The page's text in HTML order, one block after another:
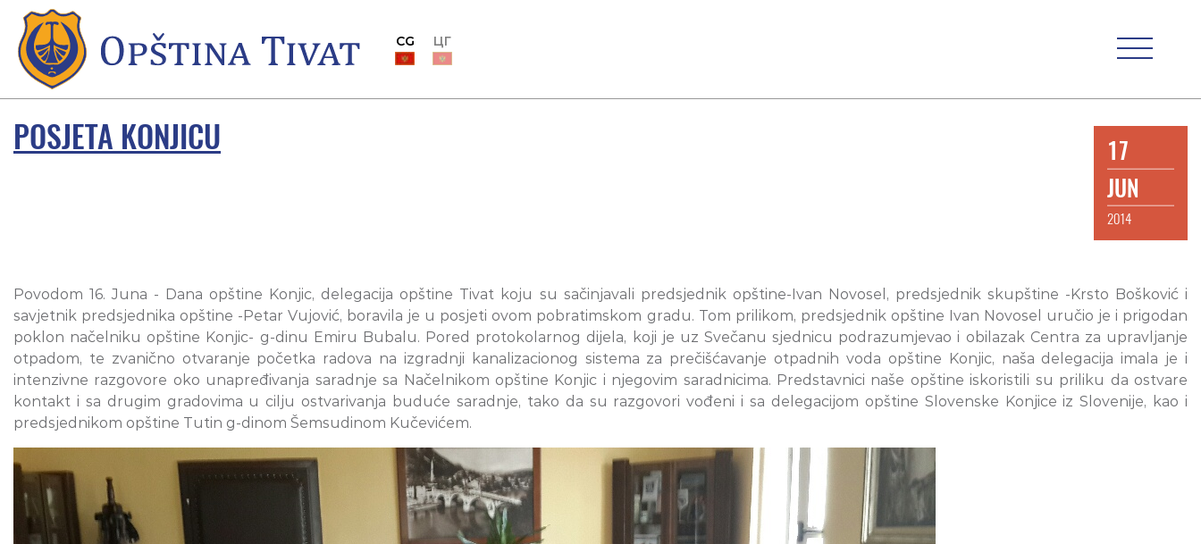
CG ЦГ
POSJETA KONJICU
17
JUN
2014
Povodom 16. Juna - Dana opštine Konjic, delegacija opštine Tivat koju su sačinjavali predsjednik opštine-Ivan Novosel, predsjednik skupštine -Krsto Bošković i
savjetnik predsjednika opštine -Petar Vujović, boravila je u posjeti ovom pobratimskom gradu. Tom prilikom, predsjednik opštine Ivan Novosel uručio je i prigodan
poklon načelniku opštine Konjic- g-dinu Emiru Bubalu. Pored protokolarnog dijela, koji je uz Svečanu sjednicu podrazumjevao i obilazak Centra za upravljanje
otpadom, te zvanično otvaranje početka radova na izgradnji kanalizacionog sistema za prečišćavanje otpadnih voda opštine Konjic, naša delegacija imala je i
intenzivne razgovore oko unapređivanja saradnje sa Načelnikom opštine Konjic i njegovim saradnicima. Predstavnici naše opštine iskoristili su priliku da ostvare
kontakt i sa drugim gradovima u cilju ostvarivanja buduće saradnje, tako da su razgovori vođeni i sa delegacijom opštine Slovenske Konjice iz Slovenije, kao i
predsjednikom opštine Tutin g-dinom Šemsudinom Kučevićem.